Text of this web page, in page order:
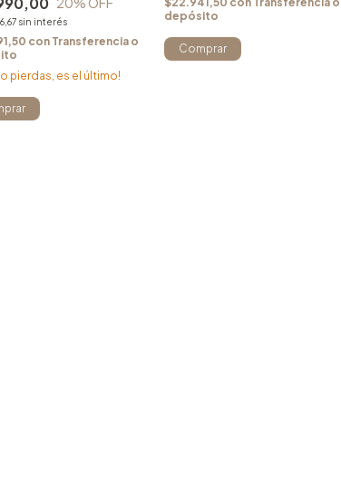
sin interés
con Transferencia o
pierdas, es el último!
depósito
Comprar